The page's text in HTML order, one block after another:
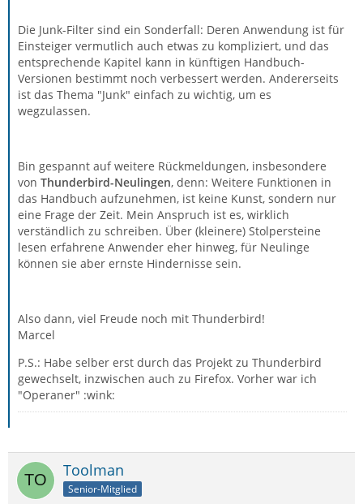
Die Junk-Filter sind ein Sonderfall: Deren Anwendung ist für
Einsteiger vermutlich auch etwas zu kompliziert, und das
entsprechende Kapitel kann in künftigen Handbuch-
Versionen bestimmt noch verbessert werden. Andererseits
ist das Thema "Junk" einfach zu wichtig, um es
wegzulassen.
Bin gespannt auf weitere Rückmeldungen, insbesondere
von Thunderbird-Neulingen, denn: Weitere Funktionen in
das Handbuch aufzunehmen, ist keine Kunst, sondern nur
eine Frage der Zeit. Mein Anspruch ist es, wirklich
verständlich zu schreiben. Über (kleinere) Stolpersteine
lesen erfahrene Anwender eher hinweg, für Neulinge
können sie aber ernste Hindernisse sein.
Also dann, viel Freude noch mit Thunderbird!
Marcel
P.S.: Habe selber erst durch das Projekt zu Thunderbird
gewechselt, inzwischen auch zu Firefox. Vorher war ich
"Operaner" :wink:
Toolman
Senior-Mitglied